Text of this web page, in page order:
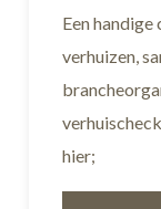
Een
verhuizen,
hier;